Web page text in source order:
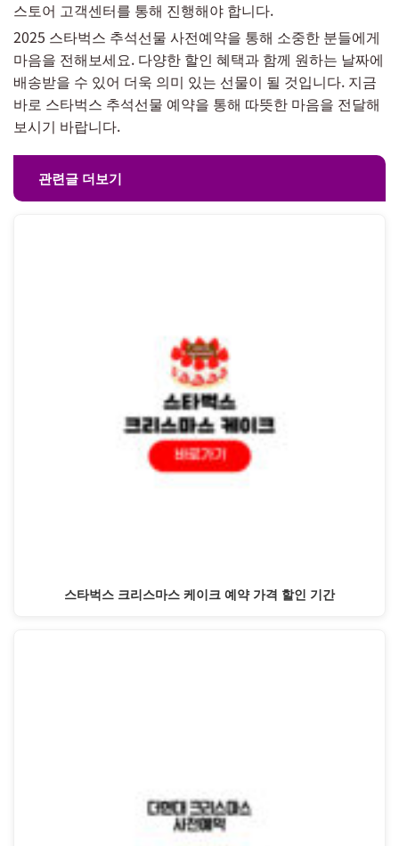
스토어 고객센터를 통해 진행해야 합니다.
2025 스타벅스 추석선물 사전예약을 통해 소중한 분들에게
마음을 전해보세요. 다양한 할인 혜택과 함께 원하는 날짜에
배송받을 수 있어 더욱 의미 있는 선물이 될 것입니다. 지금
바로 스타벅스 추석선물 예약을 통해 따뜻한 마음을 전달해
보시기 바랍니다.
관련글 더보기
스타벅스 크리스마스 케이크 예약 가격 할인 기간